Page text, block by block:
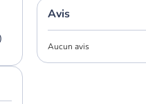
Avis
Aucun avis